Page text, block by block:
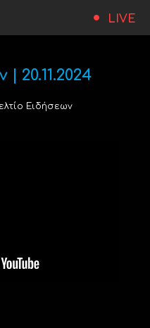
LIVE
20.11.2024
Ειδήσεων